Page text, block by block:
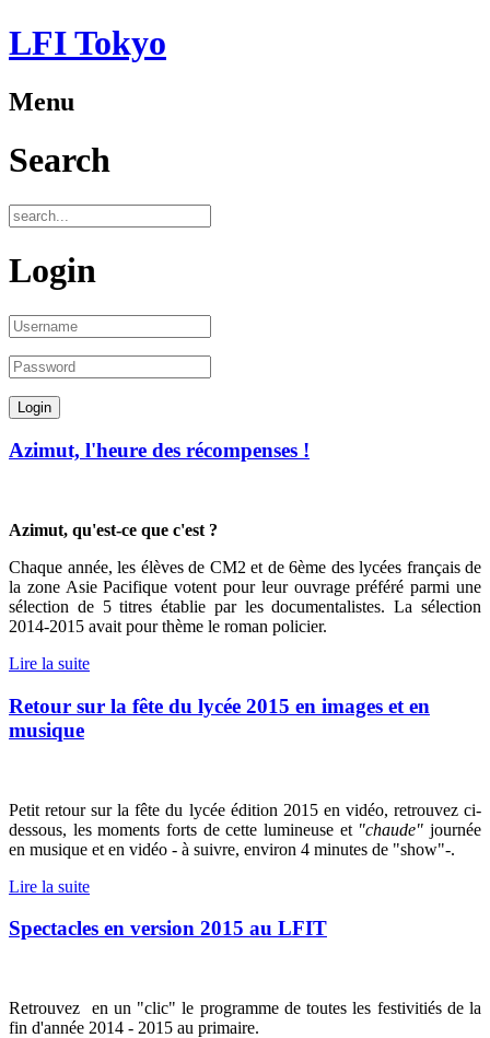
LFI Tokyo
Menu
Search
Login
Azimut, l'heure des récompenses !
Azimut, qu'est-ce que c'est ?
Chaque année, les élèves de CM2 et de 6ème des lycées français de
la zone Asie Pacifique votent pour leur ouvrage préféré parmi une
sélection de 5 titres établie par les documentalistes. La sélection
2014-2015 avait pour thème le roman policier.
Lire la suite
Retour sur la fête du lycée 2015 en images et en
musique
Petit retour sur la fête du lycée édition 2015 en vidéo, retrouvez ci-
dessous, les moments forts de cette lumineuse et "chaude" journée
en musique et en vidéo - à suivre, environ 4 minutes de "show"-.
Lire la suite
Spectacles en version 2015 au LFIT
Retrouvez en un "clic" le programme de toutes les festivitiés de la
fin d'année 2014 - 2015 au primaire.